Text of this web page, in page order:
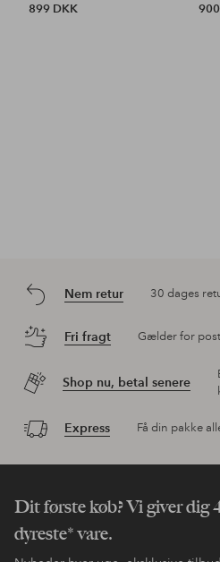
899 DKK
Nem retur 30 dages
Fri fragt Gælder for
Shop nu, betal senere
Express Få din pakke
Dit første køb? Vi giver dig
dyreste* vare.